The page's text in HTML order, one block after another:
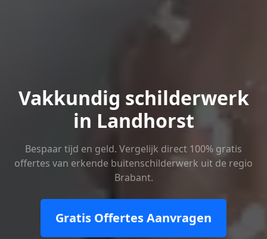
Vakkundig schilderwerk
in Landhorst
Bespaar tijd en geld. Vergelijk direct 100% gratis
offertes van erkende buitenschilderwerk uit de regio
Brabant.
Gratis Offertes Aanvragen